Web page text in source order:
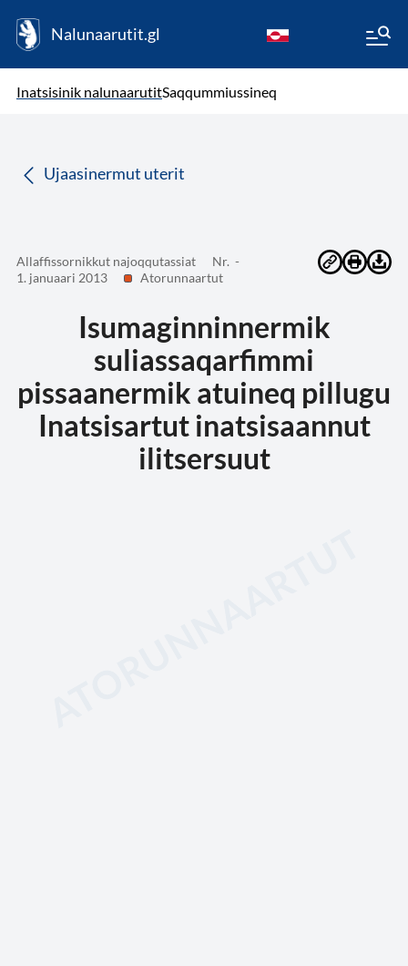
Nalunaarutit.gl
Inatsisinik nalunaarutitSaqqummiussineq
Ujaasinermut uterit
Allaffissornikkut najoqqutassiat
Nr. -
1. januaari 2013
Atorunnaartut
Isumaginninnermik
suliassaqarfimmi
pissaanermik atuineq pillugu
Inatsisartut inatsisaannut
ilitsersuut